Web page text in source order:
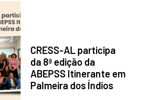
CRESS-AL participa
da 8ª edição da
ABEPSS Itinerante em
Palmeira dos Índios